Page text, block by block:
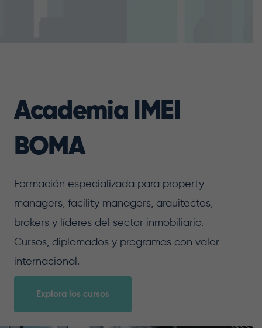
Academia IMEI
BOMA
Formación especializada para property
managers, facility managers, arquitectos,
brokers y líderes del sector inmobiliario.
Cursos, diplomados y programas con valor
internacional.
Explora los cursos